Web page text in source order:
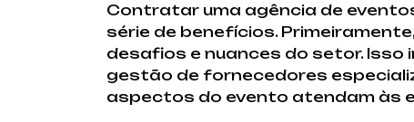
Contratar uma agência de
série de benefícios.
desafios e nuances do setor. Isso
gestão de fornecedores
aspectos do evento atendam às